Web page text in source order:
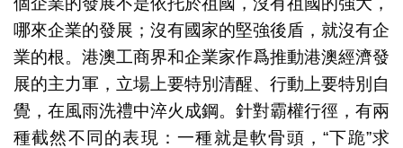
哪來企業的發展；沒有國家的堅強後盾，就沒有企
業的根。港澳工商界和企業家作爲推動港澳經濟發
展的主力軍，立場上要特別清醒、行動上要特別自
覺，在風雨洗禮中淬火成鋼。針對霸權行徑，有兩
種截然不同的表現：一種就是軟骨頭，“下跪”求